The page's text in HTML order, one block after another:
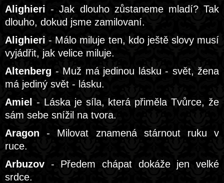
Alighieri - Jak dlouho zůstaneme mladí? Tak
dlouho, dokud jsme zamilovaní.
Alighieri - Málo miluje ten, kdo ještě slovy musí
vyjádřit, jak velice miluje.
Altenberg - Muž má jedinou lásku - svět, žena
má jediný svět - lásku.
Amiel
- Láska je síla, která přiměla Tvůrce, že
sám sebe snížil na tvora.
Aragon - Milovat znamená stárnout ruku v
ruce.
Arbuzov - Předem chápat dokáže jen velké
srdce.